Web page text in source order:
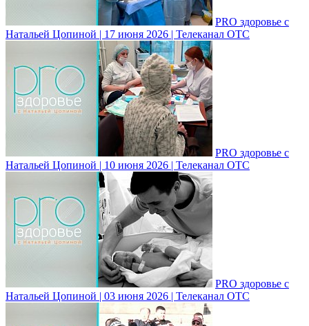
PRO здоровье с
Натальей Цопиной | 17 июня 2026 | Телеканал ОТС
PRO здоровье с
Натальей Цопиной | 10 июня 2026 | Телеканал ОТС
PRO здоровье с
Натальей Цопиной | 03 июня 2026 | Телеканал ОТС